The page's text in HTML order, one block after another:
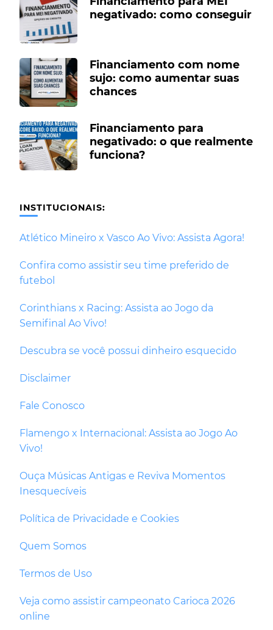
negativado: como conseguir
Financiamento com nome
sujo: como aumentar suas
chances
Financiamento para
negativado: o que realmente
funciona?
INSTITUCIONAIS:
Atlético Mineiro x Vasco Ao Vivo: Assista Agora!
Confira como assistir seu time preferido de
futebol
Corinthians x Racing: Assista ao Jogo da
Semifinal Ao Vivo!
Descubra se você possui dinheiro esquecido
Disclaimer
Fale Conosco
Flamengo x Internacional: Assista ao Jogo Ao
Vivo!
Ouça Músicas Antigas e Reviva Momentos
Inesquecíveis
Política de Privacidade e Cookies
Quem Somos
Termos de Uso
Veja como assistir campeonato Carioca 2026
online